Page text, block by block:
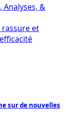
&
rassure et
sur de nouvelles